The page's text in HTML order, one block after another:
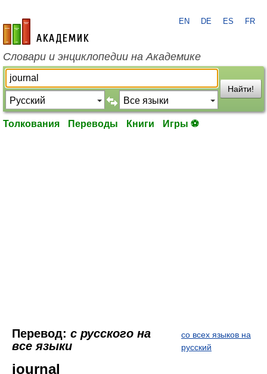
academic.ru
EN DE ES FR
Словари и энциклопедии на Академике
Найти!
Толкования Переводы Книги Игры ⚽
Перевод: с русского на
все языки
со всех языков на
русский
journal